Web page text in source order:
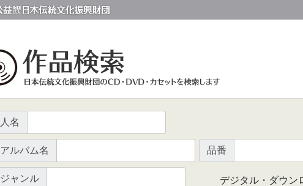
人名
アルバム名 品番
ジャンル デジタル・ダウン